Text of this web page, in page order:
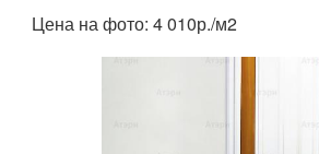
Цена на фото: 4 010р./м2